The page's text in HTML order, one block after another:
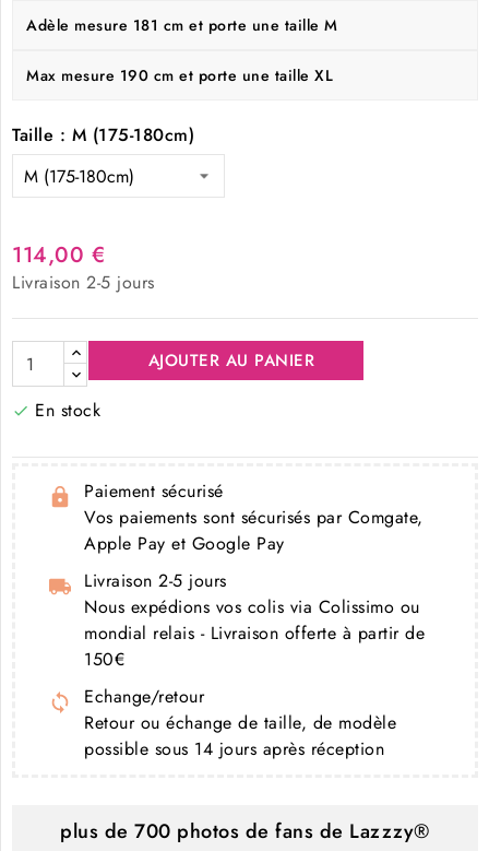
Adèle mesure 181 cm et porte une taille M
Max mesure 190 cm et porte une taille XL
Taille : M (175-180cm)
114,00 €
Livraison 2-5 jours
AJOUTER AU PANIER
 En stock
Paiement sécurisé
Vos paiements sont sécurisés par Comgate,
Apple Pay et Google Pay
Livraison 2-5 jours
Nous expédions vos colis via Colissimo ou
mondial relais - Livraison offerte à partir de
150€
Echange/retour
Retour ou échange de taille, de modèle
possible sous 14 jours après réception
plus de 700 photos de fans de Lazzzy®